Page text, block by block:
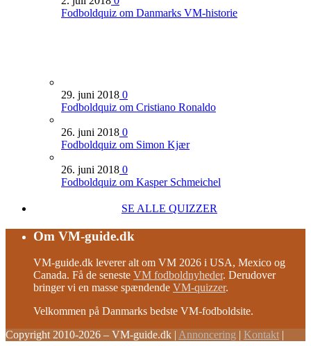
Fodboldquiz om Danmarks VM-historie
29. juni 2018 0
Fodboldquiz om Cristiano Ronaldo
26. juni 2018 0
Fodboldquiz om Simon Kjær
26. juni 2018 0
Fodboldquiz om Kasper Schmeichel
SE ALLE QUIZZER
Om VM-guide.dk
VM-guide.dk leverer alt om VM 2026 i USA, Mexico og
Canada. Få de seneste VM fodboldnyheder. Derudover
bringer vi en masse spændende VM-quizzer.
Velkommen på Danmarks bedste VM-fodboldsite.
Copyright 2010-2026 – VM-guide.dk | Annoncering | Kontakt |